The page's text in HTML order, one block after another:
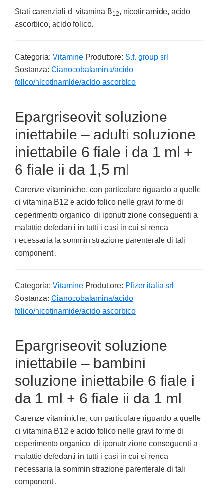
Stati carenziali di vitamina B12, nicotinamide, acido
ascorbico, acido folico.
Categoria: Vitamine Produttore: S.f. group srl
Sostanza: Cianocobalamina/acido
folico/nicotinamide/acido ascorbico
Epargriseovit soluzione
iniettabile – adulti soluzione
iniettabile 6 fiale i da 1 ml +
6 fiale ii da 1,5 ml
Carenze vitaminiche, con particolare riguardo a quelle
di vitamina B12 e acido folico nelle gravi forme di
deperimento organico, di iponutrizione conseguenti a
malattie defedanti in tutti i casi in cui si renda
necessaria la somministrazione parenterale di tali
componenti.
Categoria: Vitamine Produttore: Pfizer italia srl
Sostanza: Cianocobalamina/acido
folico/nicotinamide/acido ascorbico
Epargriseovit soluzione
iniettabile – bambini
soluzione iniettabile 6 fiale i
da 1 ml + 6 fiale ii da 1 ml
Carenze vitaminiche, con particolare riguardo a quelle
di vitamina B12 e acido folico nelle gravi forme di
deperimento organico, di iponutrizione conseguenti a
malattie defedanti in tutti i casi in cui si renda
necessaria la somministrazione parenterale di tali
componenti.